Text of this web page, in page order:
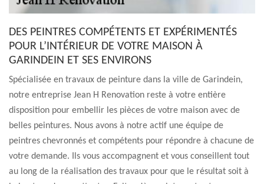
DES PEINTRES COMPÉTENTS ET EXPÉRIMENTÉS
POUR L’INTÉRIEUR DE VOTRE MAISON À
GARINDEIN ET SES ENVIRONS
Spécialisée en travaux de peinture dans la ville de Garindein,
notre entreprise Jean H Renovation reste à votre entière
disposition pour embellir les pièces de votre maison avec de
belles peintures. Nous avons à notre actif une équipe de
peintres chevronnés et compétents pour répondre à chacune de
votre demande. Ils vous accompagnent et vous conseillent tout
au long de la réalisation des travaux pour que le résultat soit à